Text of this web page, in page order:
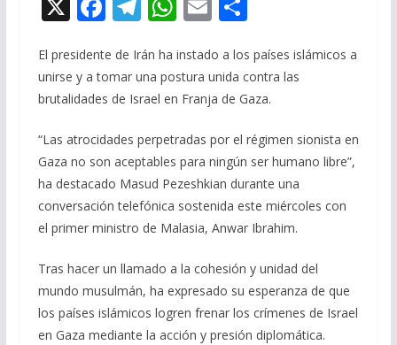
e
b
o
k
e
gr
m
at
s
p
p
ai
l
m
p
ti
r
El presidente de Irán ha instado a los países islámicos a
unirse y a tomar una postura unida contra las
brutalidades de Israel en Franja de Gaza.
“Las atrocidades perpetradas por el régimen sionista en
Gaza no son aceptables para ningún ser humano libre”,
ha destacado Masud Pezeshkian durante una
conversación telefónica sostenida este miércoles con
el primer ministro de Malasia, Anwar Ibrahim.
Tras hacer un llamado a la cohesión y unidad del
mundo musulmán, ha expresado su esperanza de que
los países islámicos logren frenar los crímenes de Israel
en Gaza mediante la acción y presión diplomática.